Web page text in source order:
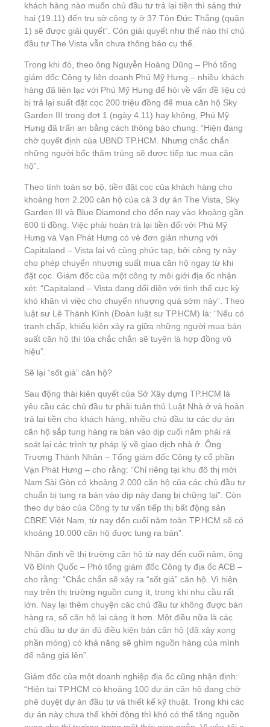
khách hàng nào muốn chủ đầu tư trả lại tiền thì sáng thứ
hai (19.11) đến trụ sở công ty ở 37 Tôn Đức Thắng (quận
1) sẽ được giải quyết”. Còn giải quyết như thế nào thì chủ
đầu tư The Vista vẫn chưa thông báo cụ thể.
Trong khi đó, theo ông Nguyễn Hoàng Dũng – Phó tổng
giám đốc Công ty liên doanh Phú Mỹ Hưng – nhiều khách
hàng đã liên lạc với Phú Mỹ Hưng để hỏi về vấn đề liệu có
bị trả lại suất đặt cọc 200 triệu đồng để mua căn hộ Sky
Garden III trong đợt 1 (ngày 4.11) hay không, Phú Mỹ
Hưng đã trấn an bằng cách thông báo chung: “Hiện đang
chờ quyết định của UBND TP.HCM. Nhưng chắc chắn
những người bốc thăm trúng sẽ được tiếp tục mua căn
hộ”.
Theo tính toán sơ bộ, tiền đặt cọc của khách hàng cho
khoảng hơn 2.200 căn hộ của cả 3 dự án The Vista, Sky
Garden III và Blue Diamond cho đến nay vào khoảng gần
600 tỉ đồng. Việc phải hoàn trả lại tiền đối với Phú Mỹ
Hưng và Vạn Phát Hưng có vẻ đơn giản nhưng với
Capitaland – Vista lại vô cùng phức tạp, bởi công ty này
cho phép chuyển nhượng suất mua căn hộ ngay từ khi
đặt cọc. Giám đốc của một công ty môi giới địa ốc nhận
xét: “Capitaland – Vista đang đối diện với tình thế cực kỳ
khó khăn vì việc cho chuyển nhượng quá sớm này”. Theo
luật sư Lê Thành Kính (Đoàn luật sư TP.HCM) là: “Nếu có
tranh chấp, khiếu kiện xảy ra giữa những người mua bán
suất căn hộ thì tòa chắc chắn sẽ tuyên là hợp đồng vô
hiệu”.
Sẽ lại “sốt giá” căn hộ?
Sau động thái kiên quyết của Sở Xây dựng TP.HCM là
yêu cầu các chủ đầu tư phải tuân thủ Luật Nhà ở và hoàn
trả lại tiền cho khách hàng, nhiều chủ đầu tư các dự án
căn hộ sắp tung hàng ra bán vào dịp cuối năm phải rà
soát lại các trình tự pháp lý về giao dịch nhà ở. Ông
Trương Thành Nhân – Tổng giám đốc Công ty cổ phần
Vạn Phát Hưng – cho rằng: “Chỉ riêng tại khu đô thị mới
Nam Sài Gòn có khoảng 2.000 căn hộ của các chủ đầu tư
chuẩn bị tung ra bán vào dịp này đang bị chững lại”. Còn
theo dự báo của Công ty tư vấn tiếp thị bất động sản
CBRE Việt Nam, từ nay đến cuối năm toàn TP.HCM sẽ có
khoảng 10.000 căn hộ được tung ra bán”.
Nhận định về thị trường căn hộ từ nay đến cuối năm, ông
Võ Đình Quốc – Phó tổng giám đốc Công ty địa ốc ACB –
cho rằng: “Chắc chắn sẽ xảy ra “sốt giá” căn hộ. Vì hiện
nay trên thị trường nguồn cung ít, trong khi nhu cầu rất
lớn. Nay lại thêm chuyện các chủ đầu tư không được bán
hàng ra, số căn hộ lại càng ít hơn. Một điều nữa là các
chủ đầu tư dự án đủ điều kiện bán căn hộ (đã xây xong
phần móng) có khả năng sẽ ghìm nguồn hàng của mình
để nâng giá lên”.
Giám đốc của một doanh nghiệp địa ốc cũng nhận định:
“Hiện tại TP.HCM có khoảng 100 dự án căn hộ đang chờ
phê duyệt dự án đầu tư và thiết kế kỹ thuật. Trong khi các
dự án này chưa thể khởi động thì khó có thể tăng nguồn